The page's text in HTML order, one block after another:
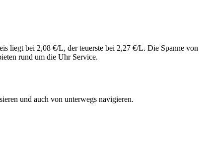
liegt bei 2,08 €/L, der teuerste bei 2,27 €/L. Die Spanne von
rund um die Uhr Service.
und auch von unterwegs navigieren.